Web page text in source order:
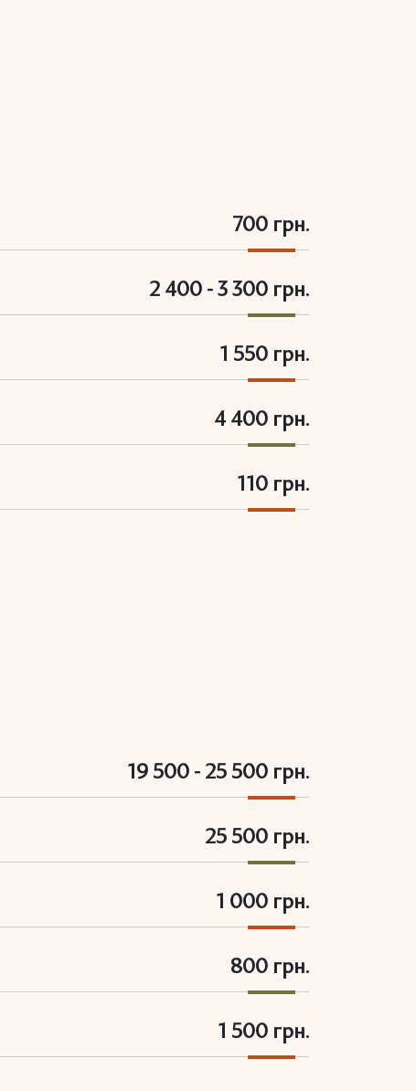
700 грн.
2 400 - 3 300 грн.
1 550 грн.
4 400 грн.
110 грн.
19 500 - 25 500 грн.
25 500 грн.
1 000 грн.
800 грн.
1 500 грн.